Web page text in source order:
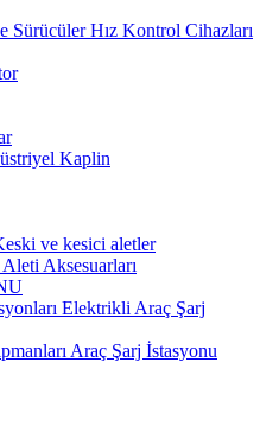
Hız Kontrol Cihazları
Kaplin
ve kesici aletler
Aksesuarları
Elektrikli Araç Şarj
Araç Şarj İstasyonu